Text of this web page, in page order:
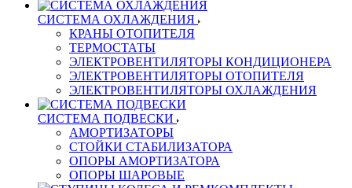
СИСТЕМА ОХЛАЖДЕНИЯ
КРАНЫ ОТОПИТЕЛЯ
ТЕРМОСТАТЫ
ЭЛЕКТРОВЕНТИЛЯТОРЫ КОНДИЦИОНЕРА
ЭЛЕКТРОВЕНТИЛЯТОРЫ ОТОПИТЕЛЯ
ЭЛЕКТРОВЕНТИЛЯТОРЫ ОХЛАЖДЕНИЯ
СИСТЕМА ПОДВЕСКИ
АМОРТИЗАТОРЫ
СТОЙКИ СТАБИЛИЗАТОРА
ОПОРЫ АМОРТИЗАТОРА
ОПОРЫ ШАРОВЫЕ